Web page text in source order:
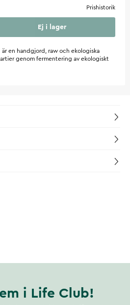
Prishistorik
Ej i lager
en handgjord, raw och ekologiska
genom fermentering av ekologiskt
i Life Club!